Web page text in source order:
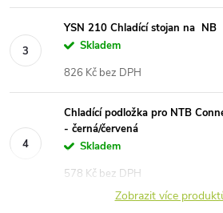
YSN 210 Chladící stojan na
Skladem
826 Kč bez DPH
Chladící podložka pro NTB
- černá/červená
Skladem
578 Kč bez DPH
Zobrazit více